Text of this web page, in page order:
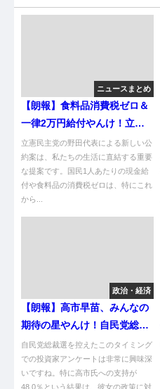
ニュースまとめ
【朗報】食料品消費税ゼロ＆
一律2万円給付やんけ！立憲
の攻めｗ
立憲民主党の野田代表による新しい公
約案は、私たちの生活に直結する重要
な提案です。国民1人あたりの現金給
付や食料品の消費税ゼロは、特にこれ
から...
政治・経済
【朗報】高市早苗、みんなの
期待の星やんけ！自民党総裁
選の行方は？
自民党総裁選を控えたこのタイミング
での投資家アンケートは非常に興味深
いですね。特に高市氏への支持が
48.0％という結果は、彼女の政策に対